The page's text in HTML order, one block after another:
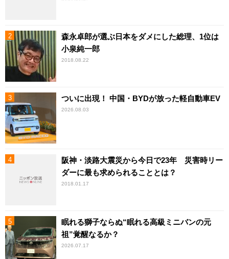
森永卓郎が選ぶ日本をダメにした総理、1位は
小泉純一郎
2018.08.22
ついに出現！ 中国・BYDが放った軽自動車EV
2026.08.03
阪神・淡路大震災から今日で23年 災害時リー
ダーに最も求められることとは？
2018.01.17
眠れる獅子ならぬ“眠れる高級ミニバンの元
祖”覚醒なるか？
2026.07.17